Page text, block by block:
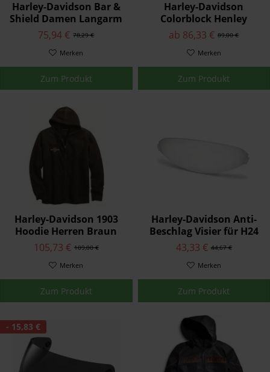
Harley-Davidson Bar &
Shield Damen Langarm
Pullover Schwarz 96233-
21VW
78,29 €
75,94 €
Merken
Zum Produkt
Harley-Davidson
Colorblock Henley
Longsleeve Herren
96177-18VM
89,00 €
ab 86,33 €
Merken
Zum Produkt
Harley-Davidson 1903
Hoodie Herren Braun
96256-18VM
109,00 €
105,73 €
Merken
Zum Produkt
Harley-Davidson Anti-
Beschlag Visier für H24
Helmschale von HJC
98222-18VR
44,67 €
43,33 €
Merken
Zum Produkt
- 15,83 €